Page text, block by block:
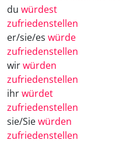
du würdest
zufriedenstellen
er/sie/es würde
zufriedenstellen
wirwürden
zufriedenstellen
ihrwürdet
zufriedenstellen
sie/Siewürden
zufriedenstellen